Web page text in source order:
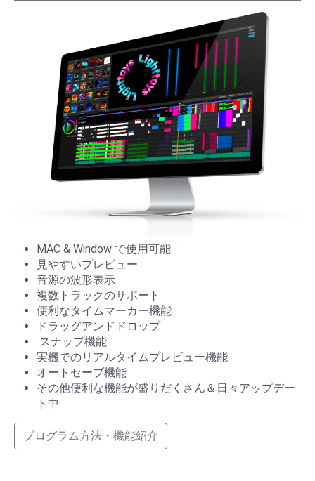
MAC & Window で使用可能
見やすいプレビュー
音源の波形表示
複数トラックのサポート
便利なタイムマーカー機能
ドラッグアンドドロップ
スナップ機能
実機でのリアルタイムプレビュー機能
オートセーブ機能
その他便利な機能が盛りだくさん＆日々アップデー
ト中
プログラム方法・機能紹介